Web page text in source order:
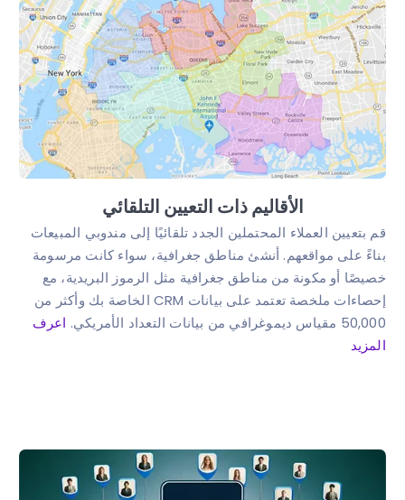
الأقاليم ذات التعيين التلقائي
قم بتعيين العملاء المحتملين الجدد تلقائيًا إلى مندوبي المبيعات
بناءً على مواقعهم. أنشئ مناطق جغرافية، سواء كانت مرسومة
خصيصًا أو مكونة من مناطق جغرافية مثل الرموز البريدية، مع
إحصاءات ملخصة تعتمد على بيانات CRM الخاصة بك وأكثر من
50,000 مقياس ديموغرافي من بيانات التعداد الأمريكي.
اعرف
المزيد